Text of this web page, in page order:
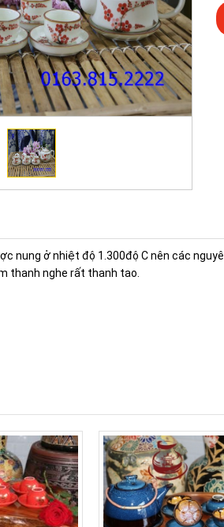
nung ở nhiệt độ 1.300độ C nên các
thanh nghe rất thanh tao.